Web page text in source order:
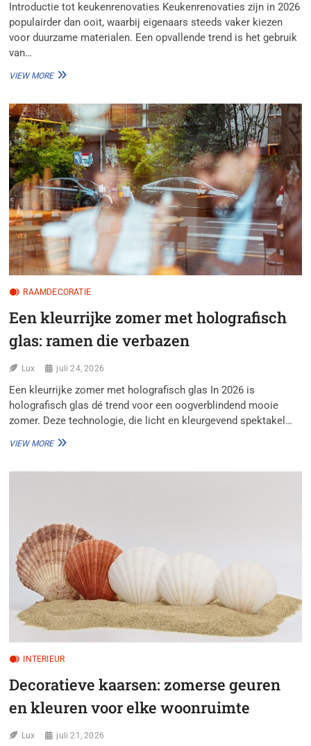
Introductie tot keukenrenovaties Keukenrenovaties zijn in 2026
populairder dan ooit, waarbij eigenaars steeds vaker kiezen
voor duurzame materialen. Een opvallende trend is het gebruik
van…
VIEW MOREKEUKENRENOVATIES:
VAN
DUURZAAM
BETON
VOOR
WERKBLADEN
RAAMDECORATIE
Een kleurrijke zomer met holografisch
glas: ramen die verbazen
Lux juli 24, 2026
Een kleurrijke zomer met holografisch glas In 2026 is
holografisch glas dé trend voor een oogverblindend mooie
zomer. Deze technologie, die licht en kleurgevend spektakel…
VIEW MOREEEN
DIE
VERBAZEN
INTERIEUR
Decoratieve kaarsen: zomerse geuren
en kleuren voor elke woonruimte
Lux juli 21, 2026